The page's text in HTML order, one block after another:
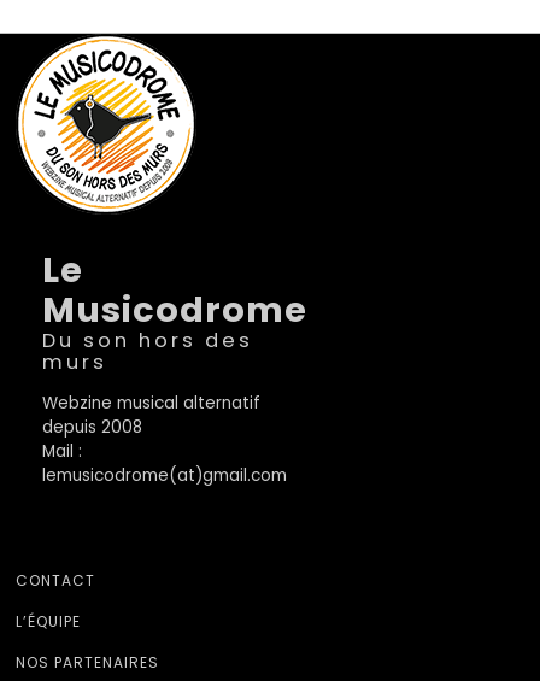
Le
Musicodrome
Du son hors des
murs
Webzine musical alternatif
depuis 2008
Mail :
lemusicodrome(at)gmail.com
CONTACT
L’ÉQUIPE
NOS PARTENAIRES